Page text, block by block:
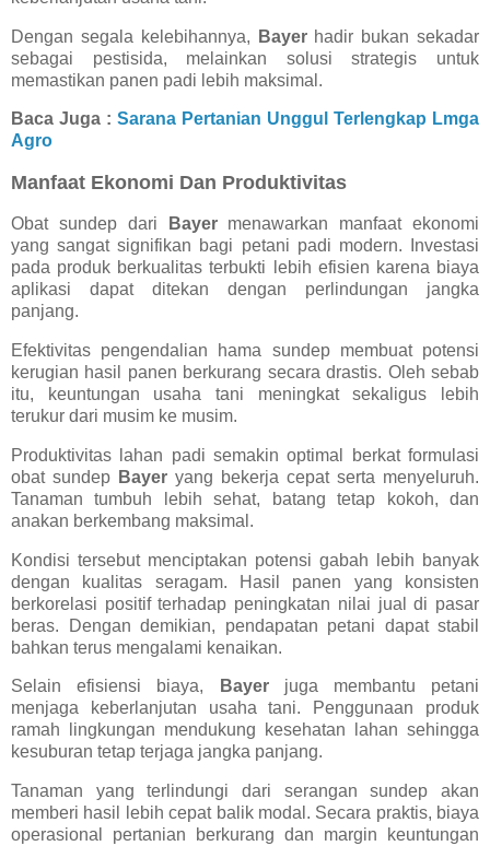
Dengan segala kelebihannya, Bayer hadir bukan sekadar
sebagai pestisida, melainkan solusi strategis untuk
memastikan panen padi lebih maksimal.
Baca Juga : Sarana Pertanian Unggul Terlengkap Lmga
Agro
Manfaat Ekonomi Dan Produktivitas
Obat sundep dari Bayermenawarkan manfaat ekonomi
yang sangat signifikan bagi petani padi modern. Investasi
pada produk berkualitas terbukti lebih efisien karena biaya
aplikasi dapat ditekan dengan perlindungan jangka
panjang.
Efektivitas pengendalian hama sundep membuat potensi
kerugian hasil panen berkurang secara drastis. Oleh sebab
itu, keuntungan usaha tani meningkat sekaligus lebih
terukur dari musim ke musim.
Produktivitas lahan padi semakin optimal berkat formulasi
obat sundep Bayer yang bekerja cepat serta menyeluruh.
Tanaman tumbuh lebih sehat, batang tetap kokoh, dan
anakan berkembang maksimal.
Kondisi tersebut menciptakan potensi gabah lebih banyak
dengan kualitas seragam. Hasil panen yang konsisten
berkorelasi positif terhadap peningkatan nilai jual di pasar
beras. Dengan demikian, pendapatan petani dapat stabil
bahkan terus mengalami kenaikan.
Selain efisiensi biaya, Bayerjuga membantu petani
menjaga keberlanjutan usaha tani. Penggunaan produk
ramah lingkungan mendukung kesehatan lahan sehingga
kesuburan tetap terjaga jangka panjang.
Tanaman yang terlindungi dari serangan sundep akan
memberi hasil lebih cepat balik modal. Secara praktis, biaya
operasional pertanian berkurang dan margin keuntungan